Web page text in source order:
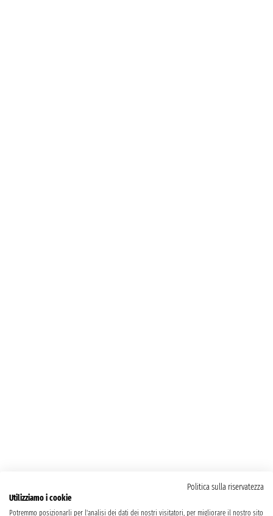
Politica sulla riservatezza
Utilizziamo i cookie
Potremmo posizionarli per l'analisi dei dati dei nostri visitatori, per migliorare il nostro sito